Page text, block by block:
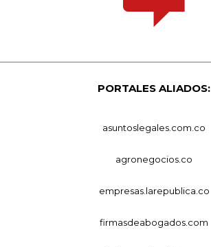
PORTALES ALIADOS:
asuntoslegales.com.co
agronegocios.co
empresas.larepublica.co
firmasdeabogados.com